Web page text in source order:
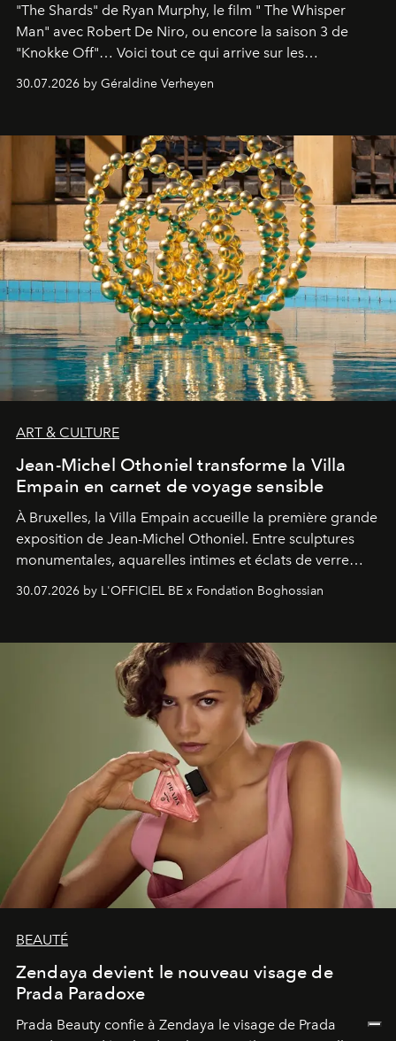
"The Shards" de Ryan Murphy, le film " The Whisper
Man" avec Robert De Niro, ou encore la saison 3 de
"Knokke Off"… Voici tout ce qui arrive sur les
30.07.2026 by Géraldine Verheyen
ART & CULTURE
Jean-Michel Othoniel transforme la Villa
Empain en carnet de voyage sensible
À Bruxelles, la Villa Empain accueille la première grande
exposition de Jean-Michel Othoniel. Entre sculptures
monumentales, aquarelles intimes et éclats de verre
émotionnel où chaque œuvre devient le souvenir
émerveillement.
30.07.2026 by L'OFFICIEL BE x Fondation Boghossian
BEAUTÉ
Zendaya devient le nouveau visage de
Prada Paradoxe
Prada Beauty confie à Zendaya le visage de Prada